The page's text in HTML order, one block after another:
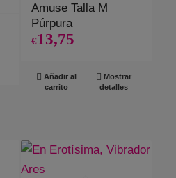
Amuse Talla M
Púrpura
€13,75
Añadir al
carrito
Mostrar
detalles